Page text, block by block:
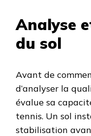
Analyse
du sol
Avant de
d’analyser la
évalue sa
tennis. Un sol
stabilisation